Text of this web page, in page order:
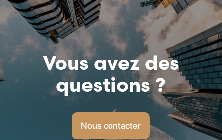
Vous avez des
questions ?
Nous contacter